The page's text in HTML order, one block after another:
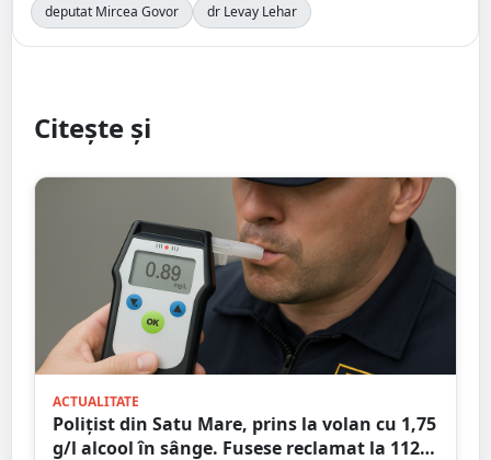
deputat Mircea Govor dr Levay Lehar
Citește și
ACTUALITATE
Polițist din Satu Mare, prins la volan cu 1,75
g/l alcool în sânge. Fusese reclamat la 112